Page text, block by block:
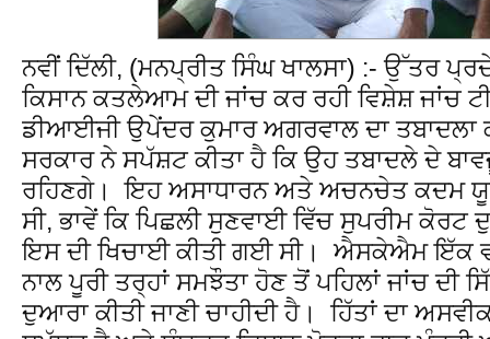
ਨਵੀਂ ਦਿੱਲੀ, (ਮਨਪ੍ਰੀਤ ਸਿੰਘ ਖਾਲਸਾ) :- ਉੱਤਰ
ਕਿਸਾਨ ਕਤਲੇਆਮ ਦੀ ਜਾਂਚ ਕਰ ਰਹੀ ਵਿਸ਼ੇਸ਼ ਜਾਂਚ
ਡੀਆਈਜੀ ਉਪੇਂਦਰ ਕੁਮਾਰ ਅਗਰਵਾਲ ਦਾ
ਸਰਕਾਰ ਨੇ ਸਪੱਸ਼ਟ ਕੀਤਾ ਹੈ ਕਿ ਉਹ ਤਬਾਦਲੇ ਦੇ
ਰਹਿਣਗੇ। ਇਹ ਅਸਾਧਾਰਨ ਅਤੇ ਅਚਨਚੇਤ ਕਦਮ
ਸੀ, ਭਾਵੇਂ ਕਿ ਪਿਛਲੀ ਸੁਣਵਾਈ ਵਿੱਚ ਸੁਪਰੀਮ
ਇਸ ਦੀ ਖਿਚਾਈ ਕੀਤੀ ਗਈ ਸੀ। ਐਸਕੇਐਮ ਇੱਕ
ਨਾਲ ਪੂਰੀ ਤਰ੍ਹਾਂ ਸਮਝੌਤਾ ਹੋਣ ਤੋਂ ਪਹਿਲਾਂ ਜਾਂਚ ਦੀ
ਦੁਆਰਾ ਕੀਤੀ ਜਾਣੀ ਚਾਹੀਦੀ ਹੈ। ਹਿੱਤਾਂ ਦਾ